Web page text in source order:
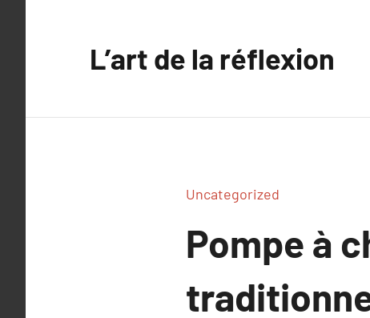
L’art de la réflexion
Uncategorized
Pompe à